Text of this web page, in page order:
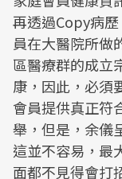
再透過Copy病
員在大醫院所做
區醫療群的成立
康，因此，必須
會員提供真正符
舉，但是，余儀
這並不容易，最
面都不見得會打